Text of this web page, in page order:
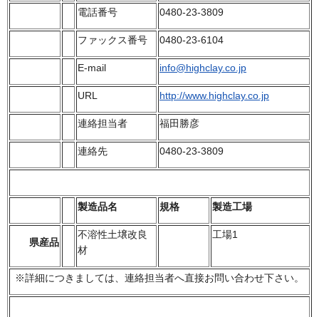
電話番号 0480-23-3809
ファックス番号 0480-23-6104
E-mail info@highclay.co.jp
URL http://www.highclay.co.jp
連絡担当者 福田勝彦
連絡先 0480-23-3809
製造品名 規格 製造工場
県産品
不溶性土壌改良
材
工場1
※詳細につきましては、連絡担当者へ直接お問い合わせ下さい。